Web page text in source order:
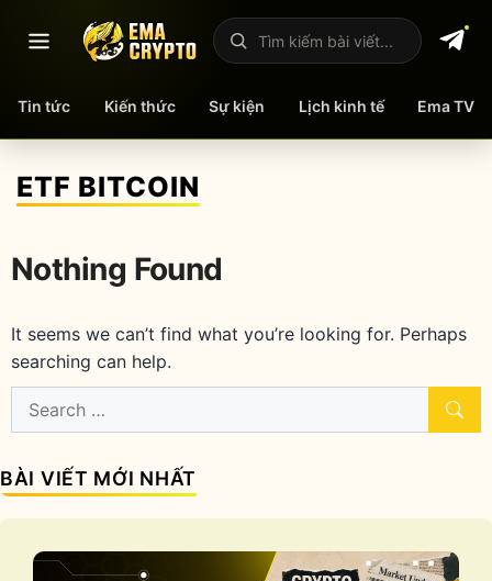
Mở menu
Tìm kiếm bài viết
Tin tức Kiến thức Sự kiện Lịch kinh tế Ema TV
content
ETF BITCOIN
Nothing Found
It seems we can’t find what you’re looking for. Perhaps
searching can help.
Search
BÀI VIẾT MỚI NHẤT